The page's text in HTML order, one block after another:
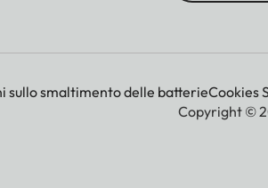
sullo smaltimento delle batterieCookies
Copyright ©